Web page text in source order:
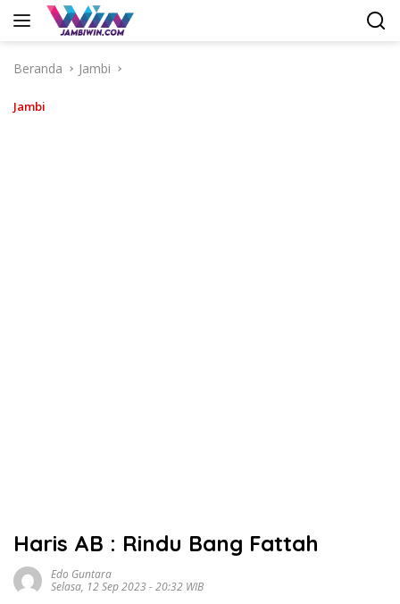
Langsung
Beranda
Jambi
Jambi
Haris AB : Rindu Bang Fattah
Edo Guntara
Selasa, 12 Sep 2023 - 20:32 WIB